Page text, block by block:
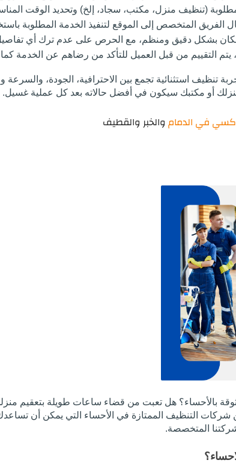
(تنظيف منزل، مكتب، سجاد، إلخ) وتحديد الوقت
الفريق المتخصص إلى الموقع لتنفيذ الخدمة المطلوبة
بشكل دقيق ومنظم، مع الحرص على عدم ترك أي
يتم التقييم من قبل العميل للتأكد من رضاهم عن الخدمة
تنظيف استثنائية تجمع بين الاحترافية، الجودة،
أو مكتبك سيكون في أفضل حالاته بعد كل عملية غسيل.
في الدمام والخبر والقطيف
بالأحساء؟ هل تعبت من قضاء ساعات طويلة بتعقيم
شركات التنظيف الممتازة في الأحساء التي يمكن أن
المتخصصة.